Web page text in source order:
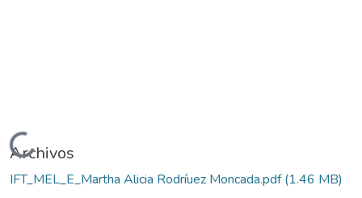
Cargando...
Archivos
IFT_MEL_E_Martha Alicia Rodríuez Moncada.pdf(1.46 MB)